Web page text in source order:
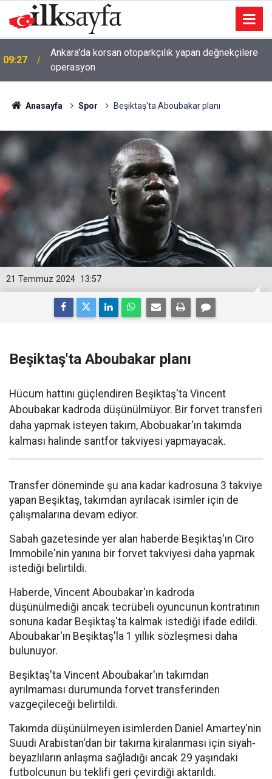
09:27
Ankara'da korsan otoparkçılık yapan değnekçilere
operasyon
Anasayfa Spor Beşiktaş'ta Aboubakar planı
13:57
21 Temmuz 2024
Beşiktaş'ta Aboubakar planı
Hücum hattını güçlendiren Beşiktaş'ta Vincent
Aboubakar kadroda düşünülmüyor. Bir forvet transferi
daha yapmak isteyen takım, Abobuakar'ın takımda
kalması halinde santfor takviyesi yapmayacak.
Transfer döneminde şu ana kadar kadrosuna 3 takviye
yapan Beşiktaş, takımdan ayrılacak isimler için de
çalışmalarına devam ediyor.
Sabah gazetesinde yer alan haberde Beşiktaş'ın Ciro
Immobile'nin yanına bir forvet takviyesi daha yapmak
istediği belirtildi.
Haberde, Vincent Aboubakar'ın kadroda
düşünülmediği ancak tecrübeli oyuncunun kontratının
sonuna kadar Beşiktaş'ta kalmak istediği ifade edildi.
Aboubakar'ın Beşiktaş'la 1 yıllık sözleşmesi daha
bulunuyor.
Beşiktaş'ta Vincent Aboubakar'ın takımdan
ayrılmaması durumunda forvet transferinden
vazgeçileceği belirtildi.
Takımda düşünülmeyen isimlerden Daniel Amartey'nin
Suudi Arabistan'dan bir takıma kiralanması için siyah-
beyazlıların anlaşma sağladığı ancak 29 yaşındaki
futbolcunun bu teklifi geri çevirdiği aktarıldı.